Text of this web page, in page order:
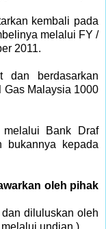
kembali pada
melalui FY /
2011.
dan berdasarkan
Gas Malaysia 1000
melalui Bank Draf
kepada
oleh pihak
diluluskan oleh
undian.)